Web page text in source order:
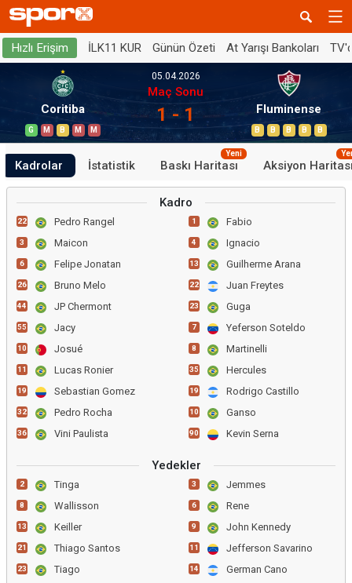
Hızlı Erişim İLK11 KUR Günün Özeti At Yarışı Bankoları
Coritiba
G M B M M
05.04.2026
Maç Sonu
1 - 1 Fluminense
B B B B B
Kadrolar İstatistik Baskı Haritası
Yeni
Aksiyon
Kadro
22 Pedro Rangel
3 Maicon
6 Felipe Jonatan
26 Bruno Melo
44 JP Chermont
55 Jacy
10 Josué
11 Lucas Ronier
19 Sebastian Gomez
32 Pedro Rocha
36 Vini Paulista
1 Fabio
4 Ignacio
13 Guilherme Arana
22 Juan Freytes
23 Guga
7 Yeferson Soteldo
8 Martinelli
35 Hercules
19 Rodrigo Castillo
10 Ganso
90 Kevin Serna
Yedekler
2 Tinga
8 Wallisson
13 Keiller
21 Thiago Santos
23 Tiago
3 Jemmes
6 Rene
9 John Kennedy
11 Jefferson Savarino
14 German Cano